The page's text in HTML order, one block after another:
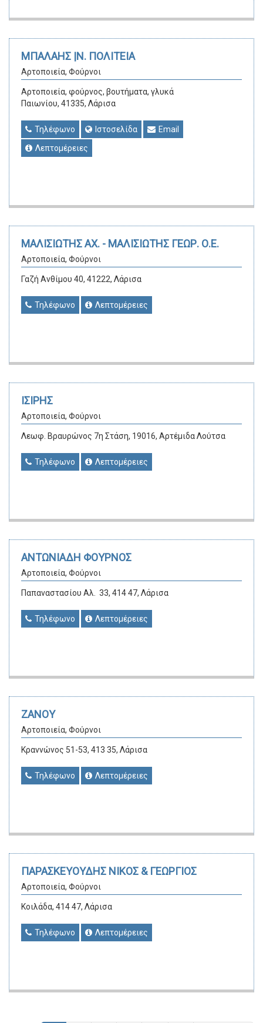
ΜΠΑΛΑΗΣ |Ν. ΠΟΛΙΤΕΙΑ
Αρτοποιεία, Φούρνοι
Αρτοποιεία, φούρνος, βουτήματα, γλυκά
Παιωνίου, 41335, Λάρισα
Τηλέφωνο Ιστοσελίδα
Email
Λεπτομέρειες
ΜΑΛΙΣΙΩΤΗΣ ΑΧ. - ΜΑΛΙΣΙΩΤΗΣ ΓΕΩΡ. Ο.Ε.
Αρτοποιεία, Φούρνοι
Γαζή Ανθίμου 40, 41222, Λάρισα
Τηλέφωνο Λεπτομέρειες
ΙΣΙΡΗΣ
Αρτοποιεία, Φούρνοι
Λεωφ. Βραυρώνος 7η Στάση, 19016, Αρτέμιδα Λούτσα
Τηλέφωνο Λεπτομέρειες
ΑΝΤΩΝΙΑΔΗ ΦΟΥΡΝΟΣ
Αρτοποιεία, Φούρνοι
Παπαναστασίου Αλ. 33, 414 47, Λάρισα
Τηλέφωνο Λεπτομέρειες
ΖΑΝΟΥ
Αρτοποιεία, Φούρνοι
Κραννώνος 51-53, 413 35, Λάρισα
Τηλέφωνο Λεπτομέρειες
ΠΑΡΑΣΚΕΥΟΥΔΗΣ ΝΙΚΟΣ & ΓΕΩΡΓΙΟΣ
Αρτοποιεία, Φούρνοι
Κοιλάδα, 414 47, Λάρισα
Τηλέφωνο Λεπτομέρειες